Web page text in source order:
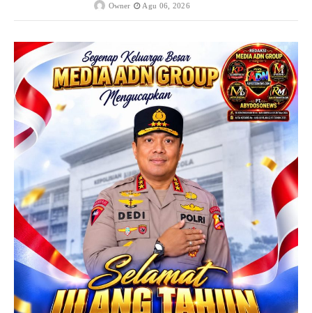
Owner Agu 06, 2026